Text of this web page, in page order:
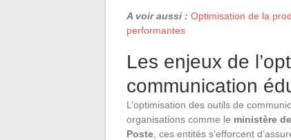
A voir aussi : Optimisation de la
performantes
Les enjeux de
communication
L’optimisation des outils de
organisations comme le ministère
Poste , ces entités s’efforcent